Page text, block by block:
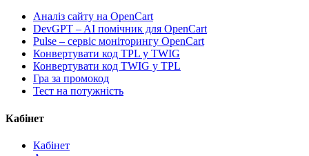
Аналіз сайту на OpenCart
DevGPT – AI помічник для OpenCart
Pulse – сервіс моніторингу OpenCart
Конвертувати код TPL у TWIG
Конвертувати код TWIG у TPL
Гра за промокод
Тест на потужність
Кабінет
Кабінет